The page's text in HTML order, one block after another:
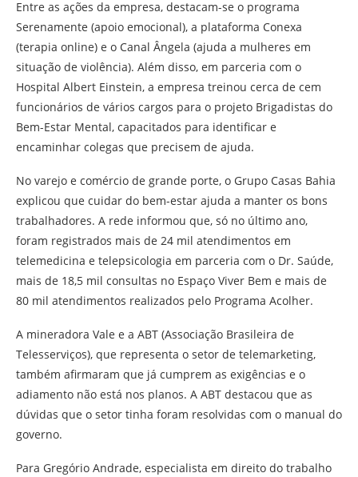
Entre as ações da empresa, destacam-se o programa
Serenamente (apoio emocional), a plataforma Conexa
(terapia online) e o Canal Ângela (ajuda a mulheres em
situação de violência). Além disso, em parceria com o
Hospital Albert Einstein, a empresa treinou cerca de cem
funcionários de vários cargos para o projeto Brigadistas do
Bem-Estar Mental, capacitados para identificar e
encaminhar colegas que precisem de ajuda.
No varejo e comércio de grande porte, o Grupo Casas Bahia
explicou que cuidar do bem-estar ajuda a manter os bons
trabalhadores. A rede informou que, só no último ano,
foram registrados mais de 24 mil atendimentos em
telemedicina e telepsicologia em parceria com o Dr. Saúde,
mais de 18,5 mil consultas no Espaço Viver Bem e mais de
80 mil atendimentos realizados pelo Programa Acolher.
A mineradora Vale e a ABT (Associação Brasileira de
Telesserviços), que representa o setor de telemarketing,
também afirmaram que já cumprem as exigências e o
adiamento não está nos planos. A ABT destacou que as
dúvidas que o setor tinha foram resolvidas com o manual do
governo.
Para Gregório Andrade, especialista em direito do trabalho